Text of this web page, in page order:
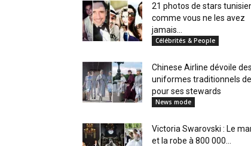
au
Maghreb
21 photos de stars
comme vous ne les avez
jamais...
Célébrités & People
Chinese Airline dévoile des
uniformes traditionnels
pour ses stewards
News mode
Victoria Swarovski : Le
et la robe à 800 000...